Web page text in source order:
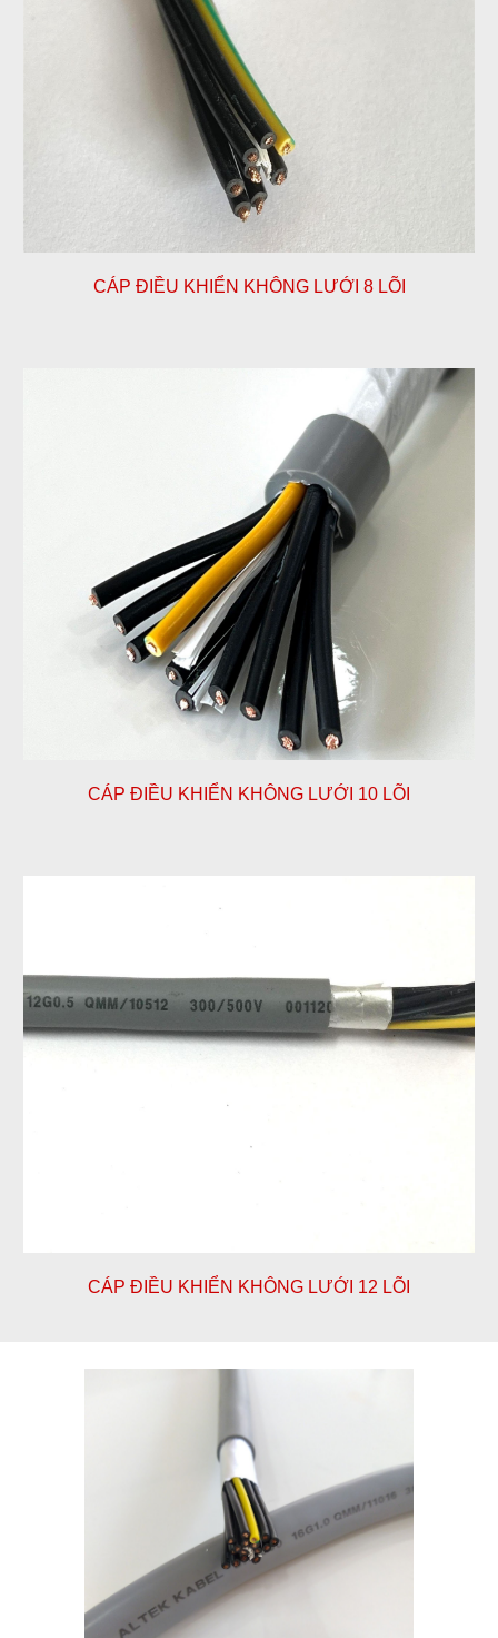
CÁP ĐIỀU KHIỂN KHÔNG LƯỚI 8LÕI
CÁP ĐIỀU KHIỂN KHÔNG LƯỚI 10 LÕI
CÁP ĐIỀU KHIỂN KHÔNG LƯỚI 12 LÕI